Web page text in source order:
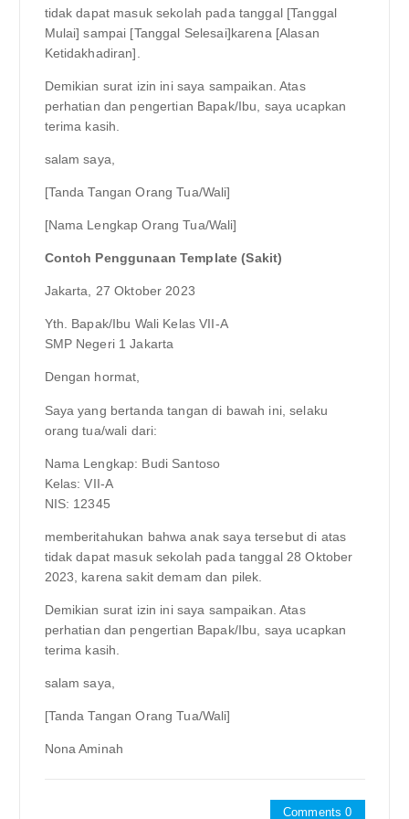
tidak dapat masuk sekolah pada tanggal [Tanggal
Mulai] sampai [Tanggal Selesai]karena [Alasan
Ketidakhadiran].
Demikian surat izin ini saya sampaikan. Atas
perhatian dan pengertian Bapak/Ibu, saya ucapkan
terima kasih.
salam saya,
[Tanda Tangan Orang Tua/Wali]
[Nama Lengkap Orang Tua/Wali]
Contoh Penggunaan Template (Sakit)
Jakarta, 27 Oktober 2023
Yth. Bapak/Ibu Wali Kelas VII-A
SMP Negeri 1 Jakarta
Dengan hormat,
Saya yang bertanda tangan di bawah ini, selaku
orang tua/wali dari:
Nama Lengkap: Budi Santoso
Kelas: VII-A
NIS: 12345
memberitahukan bahwa anak saya tersebut di atas
tidak dapat masuk sekolah pada tanggal 28 Oktober
2023, karena sakit demam dan pilek.
Demikian surat izin ini saya sampaikan. Atas
perhatian dan pengertian Bapak/Ibu, saya ucapkan
terima kasih.
salam saya,
[Tanda Tangan Orang Tua/Wali]
Nona Aminah
Comments 0